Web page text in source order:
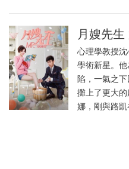
月嫂先
心理學教授
學術新星。
陷，一氣之
攤上了更大
娜，剛與路